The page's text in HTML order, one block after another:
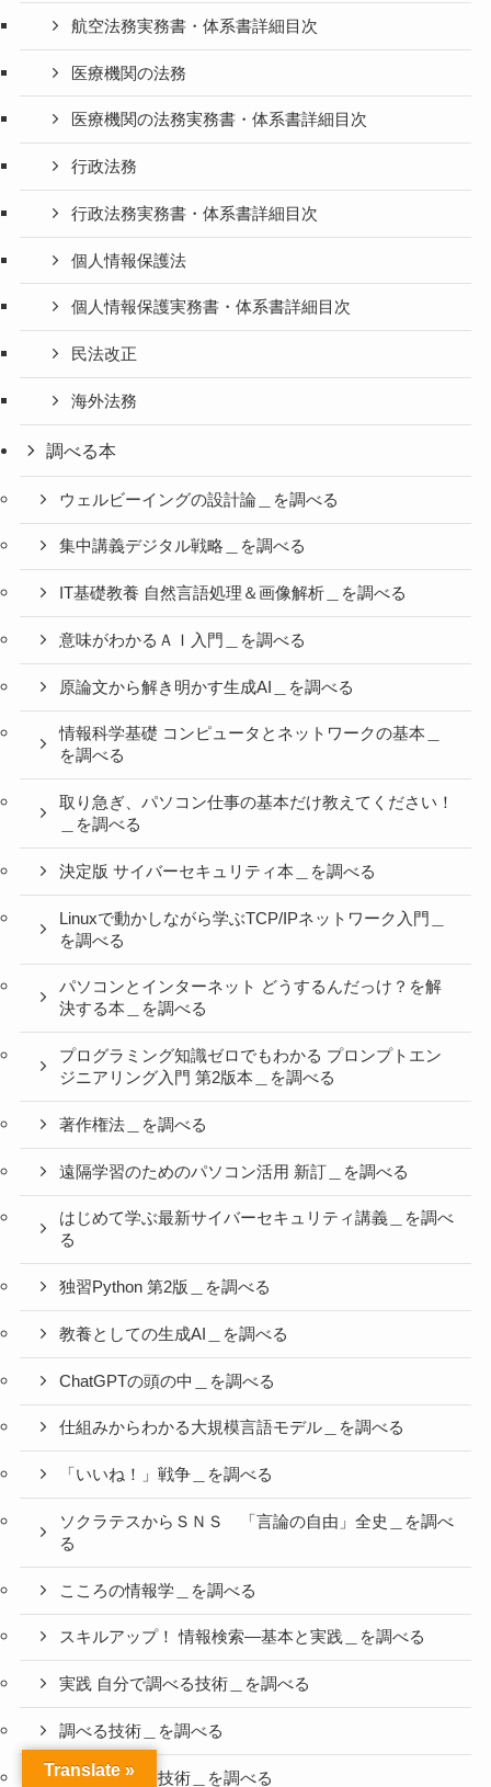
航空法務実務書・体系書詳細目次
医療機関の法務
医療機関の法務実務書・体系書詳細目次
行政法務
行政法務実務書・体系書詳細目次
個人情報保護法
個人情報保護実務書・体系書詳細目次
民法改正
海外法務
調べる本
ウェルビーイングの設計論＿を調べる
集中講義デジタル戦略＿を調べる
IT基礎教養 自然言語処理＆画像解析＿を調べる
意味がわかるＡＩ入門＿を調べる
原論文から解き明かす生成AI＿を調べる
情報科学基礎 コンピュータとネットワークの基本＿
を調べる
取り急ぎ、パソコン仕事の基本だけ教えてください！
＿を調べる
決定版 サイバーセキュリティ本＿を調べる
Linuxで動かしながら学ぶTCP/IPネットワーク入門＿
を調べる
パソコンとインターネット どうするんだっけ？を解
決する本＿を調べる
プログラミング知識ゼロでもわかる プロンプトエン
ジニアリング入門 第2版本＿を調べる
著作権法＿を調べる
遠隔学習のためのパソコン活用 新訂＿を調べる
はじめて学ぶ最新サイバーセキュリティ講義＿を調べ
る
独習Python 第2版＿を調べる
教養としての生成AI＿を調べる
ChatGPTの頭の中＿を調べる
仕組みからわかる大規模言語モデル＿を調べる
「いいね！」戦争＿を調べる
ソクラテスからＳＮＳ 「言論の自由」全史＿を調べ
る
こころの情報学＿を調べる
スキルアップ！ 情報検索―基本と実践＿を調べる
実践 自分で調べる技術＿を調べる
調べる技術＿を調べる
もっと調べる技術＿を調べる
Translate »